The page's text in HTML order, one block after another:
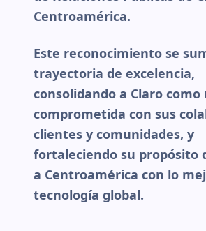
Centroamérica.
Este reconocimiento se
trayectoria de excelencia,
consolidando a Claro como
comprometida con sus
clientes y comunidades, y
fortaleciendo su propósito
a Centroamérica con lo
tecnología global.